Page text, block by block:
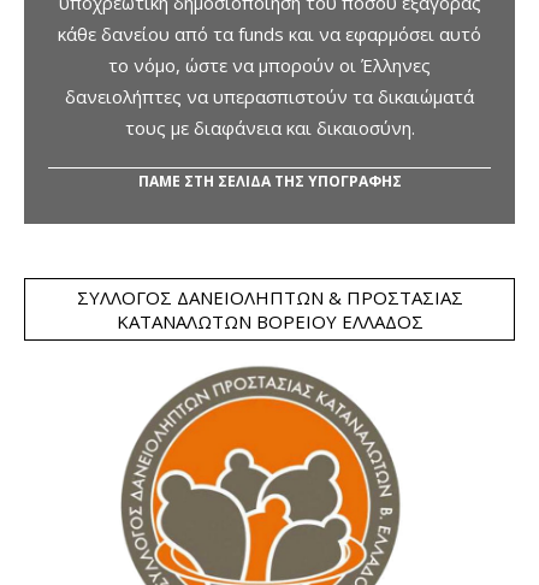
κάθε δανείου από τα funds και να εφαρμόσει αυτό
το νόμο, ώστε να μπορούν οι Έλληνες
δανειολήπτες να υπερασπιστούν τα δικαιώματά
τους με διαφάνεια και δικαιοσύνη.
ΠΑΜΕ ΣΤΗ ΣΕΛΙΔΑ ΤΗΣ ΥΠΟΓΡΑΦΗΣ
ΣΎΛΛΟΓΟΣ ΔΑΝΕΙΟΛΗΠΤΏΝ & ΠΡΟΣΤΑΣΊΑΣ
ΚΑΤΑΝΑΛΩΤΏΝ ΒΟΡΕΊΟΥ ΕΛΛΆΔΟΣ